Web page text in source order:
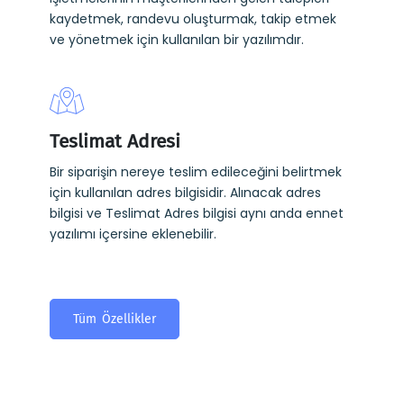
kaydetmek, randevu oluşturmak, takip etmek
ve yönetmek için kullanılan bir yazılımdır.
Teslimat Adresi
Bir siparişin nereye teslim edileceğini belirtmek
için kullanılan adres bilgisidir. Alınacak adres
bilgisi ve Teslimat Adres bilgisi aynı anda ennet
yazılımı içersine eklenebilir.
Tüm Özellikler